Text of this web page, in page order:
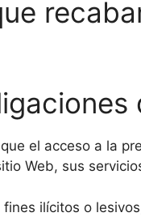
el acceso a la
Web, sus
ilícitos o